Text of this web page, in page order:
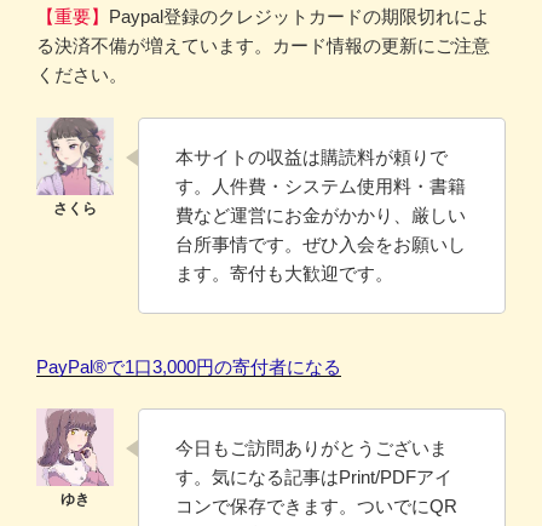
【重要】 Paypal登録のクレジットカードの期限切れによ
る決済不備が増えています。カード情報の更新にご注意
ください。
本サイトの収益は購読料が頼りで
す。人件費・システム使用料・書籍
費など運営にお金がかかり、厳しい
台所事情です。ぜひ入会をお願いし
ます。寄付も大歓迎です。
PayPal®️で1口3,000円の寄付者になる
今日もご訪問ありがとうございま
す。気になる記事はPrint/PDFアイ
コンで保存できます。ついでにQR